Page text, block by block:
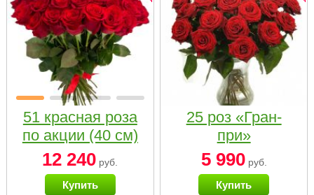
51 красная роза
по акции (40 см)
12 240 руб.
Купить
25 роз «Гран-
при»
5 990руб.
Купить